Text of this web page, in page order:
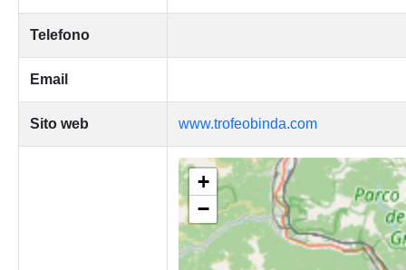
Telefono
Email
Sito web www.trofeobinda.com
+
−